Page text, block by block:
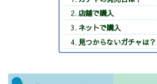
店舗で購入
ネットで購入
見つからないガチャは？